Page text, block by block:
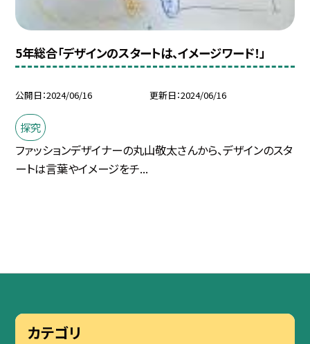
5年総合「デザインのスタートは、イメージワード！」
公開日 2024/06/16 更新日 2024/06/16
探究
ファッションデザイナーの丸山敬太さんから、デザインのスタ
ートは言葉やイメージをチ...
カテゴリ